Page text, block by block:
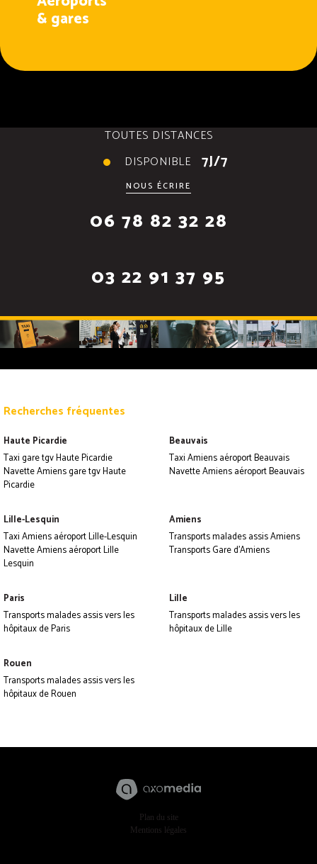
& gares
TOUTES DISTANCES
DISPONIBLE 7J/7
NOUS ÉCRIRE
06 78 82 32 28
03 22 91 37 95
Recherches fréquentes
Haute Picardie
Taxi gare tgv Haute Picardie
Navette Amiens gare tgv Haute
Picardie
Beauvais
Taxi Amiens aéroport Beauvais
Navette Amiens aéroport Beauvais
Lille-Lesquin
Taxi Amiens aéroport Lille-Lesquin
Navette Amiens aéroport Lille
Lesquin
Amiens
Transports malades assis Amiens
Transports Gare d'Amiens
Paris
Transports malades assis vers les
hôpitaux de Paris
Lille
Transports malades assis vers les
hôpitaux de Lille
Rouen
Transports malades assis vers les
hôpitaux de Rouen
Plan du site
Mentions légales